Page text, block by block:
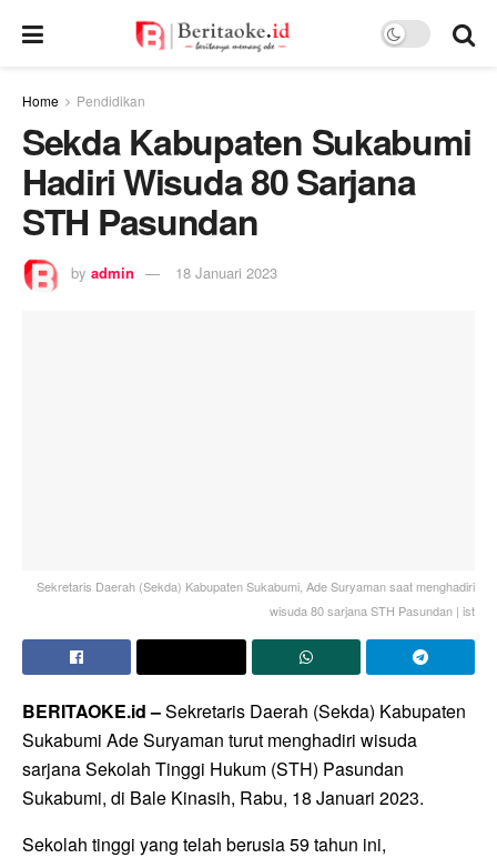
Home Pendidikan
Sekda Kabupaten Sukabumi
Hadiri Wisuda 80 Sarjana
STH Pasundan
by admin 18 Januari 2023
Sekretaris Daerah (Sekda) Kabupaten Sukabumi, Ade Suryaman saat menghadiri
wisuda 80 sarjana STH Pasundan | ist
BERITAOKE.id –Sekretaris Daerah (Sekda) Kabupaten
Sukabumi Ade Suryaman turut menghadiri wisuda
sarjana Sekolah Tinggi Hukum (STH) Pasundan
Sukabumi, di Bale Kinasih, Rabu, 18 Januari 2023.
Sekolah tinggi yang telah berusia 59 tahun ini,